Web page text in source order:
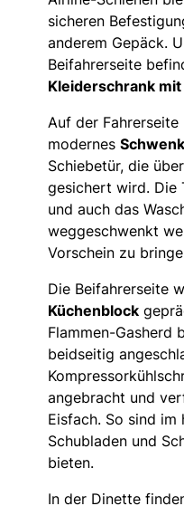
sicheren
anderem Gepäck.
Beifahrerseite
Kleiderschrank
Auf der
modernes
Schiebetür, die
gesichert wird. Die
und auch das
weggeschwenkt
Vorschein zu
Die Beifahrerseite
Küchenblock
Flammen-Gasherd
beidseitig
angebracht und
Eisfach. So sind im
Schubladen und
bieten.
In der Dinette